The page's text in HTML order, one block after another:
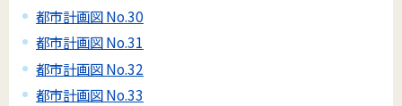
都市計画図 No.30
都市計画図 No.31
都市計画図 No.32
都市計画図 No.33